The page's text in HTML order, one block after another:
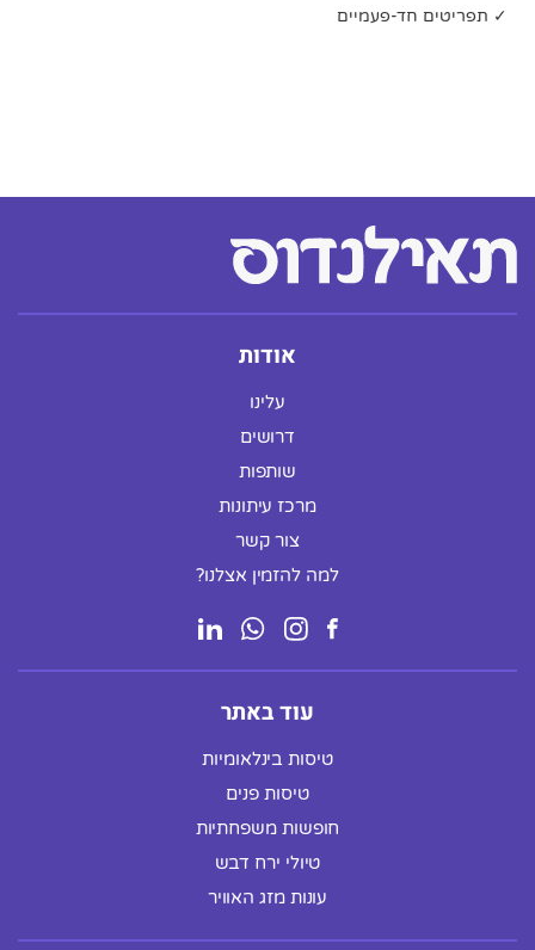
✓ תפריטים חד-פעמיים
אודות
עלינו
דרושים
שותפות
מרכז עיתונות
צור קשר
למה להזמין אצלנו?
עוד באתר
טיסות בינלאומיות
טיסות פנים
חופשות משפחתיות
טיולי ירח דבש
עונות מזג האוויר